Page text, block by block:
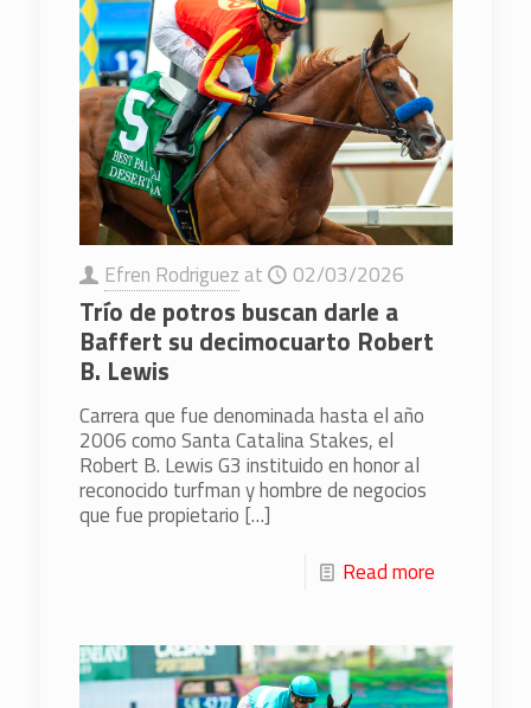
Efren Rodriguez at 02/03/2026
Trío de potros buscan darle a
Baffert su decimocuarto Robert
B. Lewis
Carrera que fue denominada hasta el año
2006 como Santa Catalina Stakes, el
Robert B. Lewis G3 instituido en honor al
reconocido turfman y hombre de negocios
que fue propietario […]
Read more